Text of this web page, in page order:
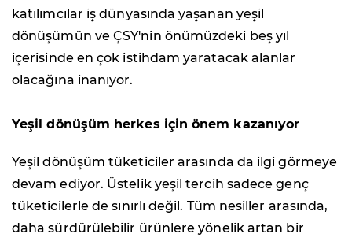
katılımcılar iş dünyasında yaşanan yeşil
dönüşümün ve ÇSY'nin önümüzdeki beş yıl
içerisinde en çok istihdam yaratacak alanlar
olacağına inanıyor.
Yeşil dönüşüm herkes için önem kazanıyor
Yeşil dönüşüm tüketiciler arasında da ilgi görmeye
devam ediyor. Üstelik yeşil tercih sadece genç
tüketicilerle de sınırlı değil. Tüm nesiller arasında,
daha sürdürülebilir ürünlere yönelik artan bir